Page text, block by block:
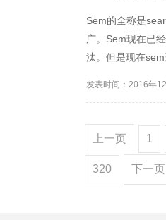
Sem的全称是
广。Sem现在已
汰。但是现在
发表时间：2016年
上一页 1
320 下一页